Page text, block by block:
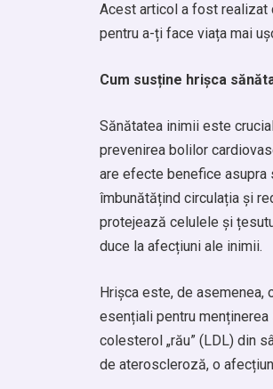
Acest articol a fost realizat
pentru a-ți face viața mai
Cum susține hrișca
Sănătatea inimii este
prevenirea bolilor
are efecte benefice asupra
îmbunătățind circulația și
protejează celulele și
duce la afecțiuni ale inimii.
Hrișca este, de
esențiali pentru
colesterol „rău” (LDL) din
de ateroscleroză, o